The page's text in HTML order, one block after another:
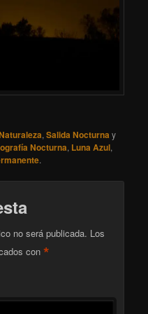
,Salida Nocturna y
Nocturna, Luna Azul,
.
no será publicada. Los
con*